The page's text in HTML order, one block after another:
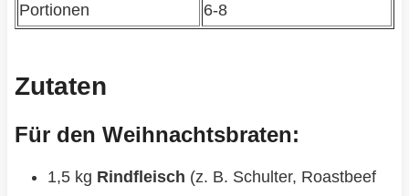
Portionen
6-8
Zutaten
Für den Weihnachtsbraten:
1,5 kg Rindfleisch (z. B. Schulter, Roastbeef